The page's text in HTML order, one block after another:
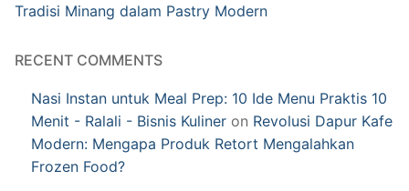
Tradisi Minang dalam Pastry Modern
RECENT COMMENTS
Nasi Instan untuk Meal Prep: 10 Ide Menu Praktis 10
Menit - Ralali - Bisnis Kuliner on Revolusi Dapur Kafe
Modern: Mengapa Produk Retort Mengalahkan
Frozen Food?